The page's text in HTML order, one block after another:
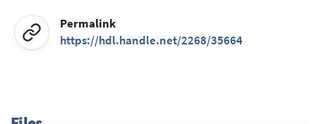
Permalink
https://hdl.handle.net/2268/35664